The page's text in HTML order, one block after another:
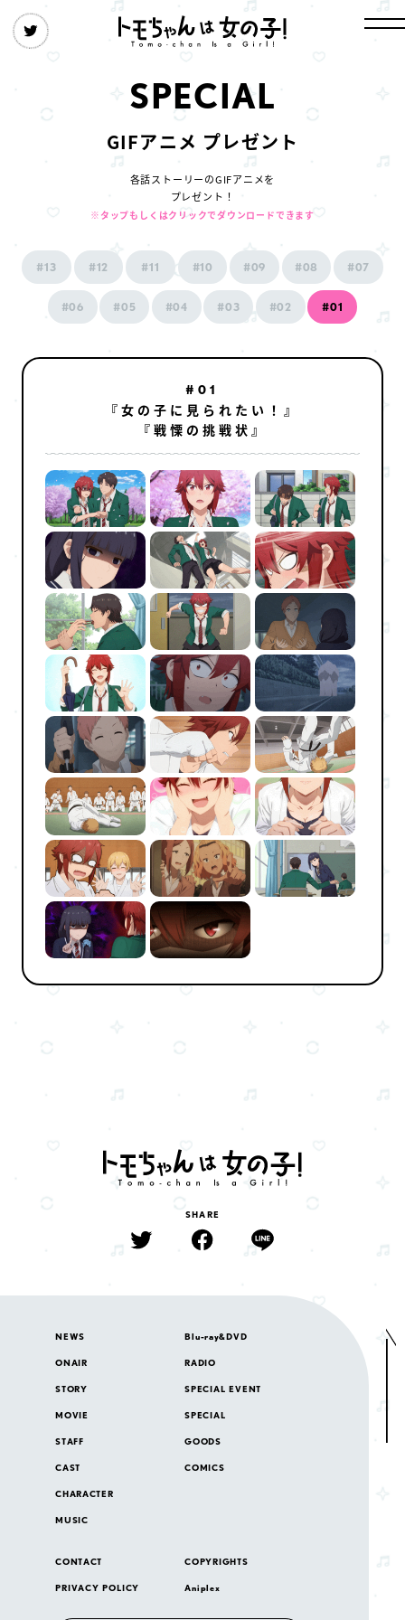
SPECIAL
GIFアニメ プレゼント
各話ストーリーのGIFアニメを
プレゼント！
※タップもしくはクリックでダウンロードできます
#13 #12 #11 #10 #09 #08 #07
#06 #05 #04 #03 #02 #01
#01
『女の子に見られたい！』
『戦慄の挑戦状』
SHARE
NEWS
ONAIR
STORY
MOVIE
STAFF
CAST
CHARACTER
MUSIC
Blu-ray&DVD
RADIO
SPECIAL EVENT
SPECIAL
GOODS
COMICS
CONTACT COPYRIGHTS
PRIVACY POLICY Aniplex